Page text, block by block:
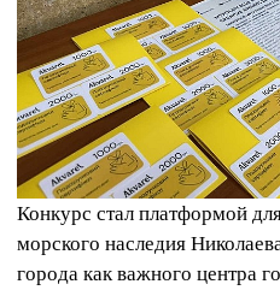
Конкурс стал платформой
морского наследия
города как важного центра